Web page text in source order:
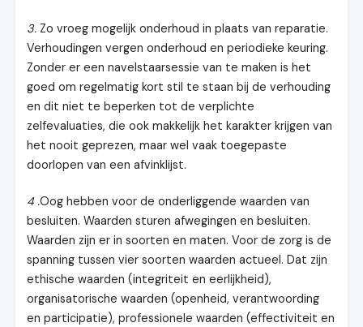
3. Zo vroeg mogelijk onderhoud in plaats van reparatie.
Verhoudingen vergen onderhoud en periodieke keuring.
Zonder er een navelstaarsessie van te maken is het
goed om regelmatig kort stil te staan bij de verhouding
en dit niet te beperken tot de verplichte
zelfevaluaties, die ook makkelijk het karakter krijgen van
het nooit geprezen, maar wel vaak toegepaste
doorlopen van een afvinklijst.
4 .Oog hebben voor de onderliggende waarden van
besluiten. Waarden sturen afwegingen en besluiten.
Waarden zijn er in soorten en maten. Voor de zorg is de
spanning tussen vier soorten waarden actueel. Dat zijn
ethische waarden (integriteit en eerlijkheid),
organisatorische waarden (openheid, verantwoording
en participatie), professionele waarden (effectiviteit en